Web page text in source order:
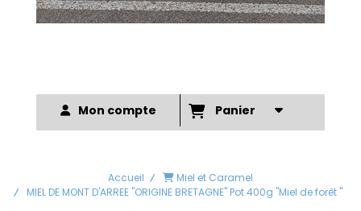
Mon compte Panier
Accueil
Miel et Caramel
MIEL DE MONT D'ARREE "ORIGINE BRETAGNE" Pot 400g "Miel de forêt "